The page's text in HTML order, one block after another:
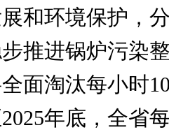
和环境保护，
推进锅炉污染
面淘汰每小时
年底，全省